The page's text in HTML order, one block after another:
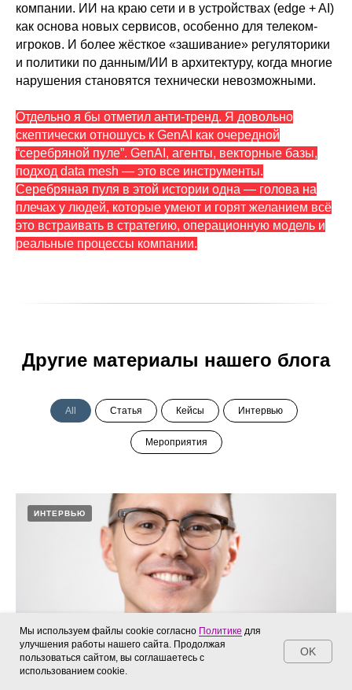
компании. ИИ на краю сети и в устройствах (edge + AI)
как основа новых сервисов, особенно для телеком-
игроков. И более жёсткое «зашивание» регуляторики
и политики по данным/ИИ в архитектуру, когда многие
нарушения становятся технически невозможными.
Отдельно я бы отметил анти-тренд. Я довольно
скептически отношусь к GenAI как очередной
“серебряной пуле”. GenAI, агенты, векторные базы,
подход data mesh — это все инструменты.
Серебряная пуля в этой истории одна — голова на
плечах у людей, которые умеют и горят желанием всё
это встраивать в стратегию, операционную модель и
реальные процессы компании.
Другие материалы нашего блога
All Статья Кейсы Интервью
Мероприятия
ИНТЕРВЬЮ
Мы используем файлы cookie согласно Политике для
улучшения работы нашего сайта. Продолжая
пользоваться сайтом, вы соглашаетесь с
использованием cookie.
OK